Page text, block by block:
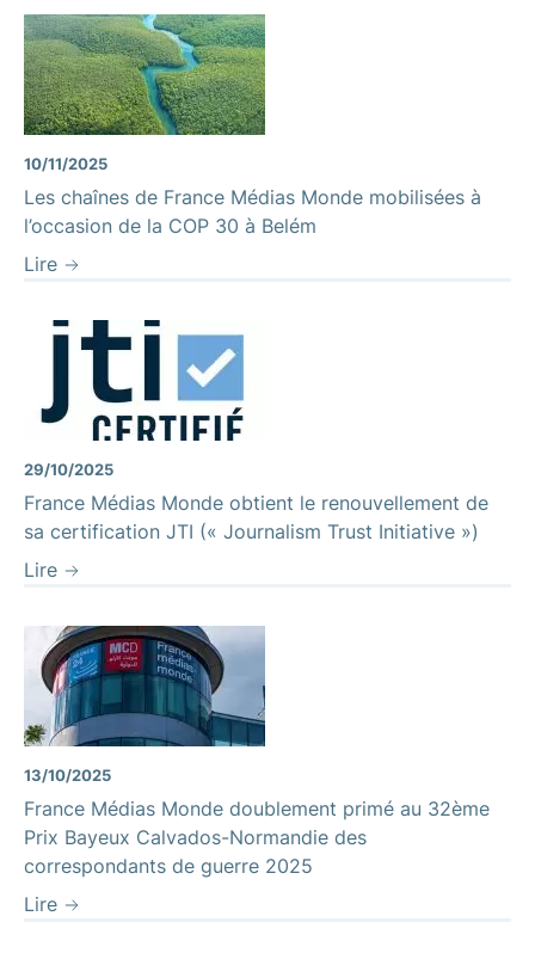
10/11/2025
Les chaînes de France Médias Monde mobilisées à
l’occasion de la COP 30 à Belém
Lire
29/10/2025
France Médias Monde obtient le renouvellement de
sa certification JTI (« Journalism Trust Initiative »)
Lire
13/10/2025
France Médias Monde doublement primé au 32ème
Prix Bayeux Calvados-Normandie des
correspondants de guerre 2025
Lire